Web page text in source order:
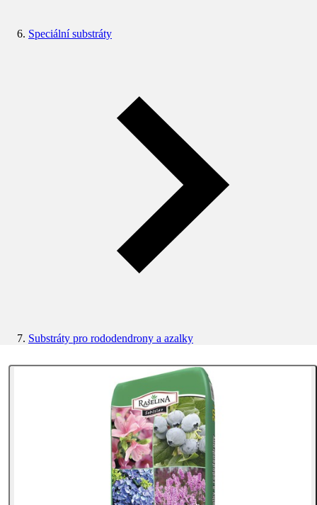
Speciální substráty
Substráty pro rododendrony a azalky